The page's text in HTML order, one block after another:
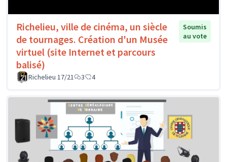
Richelieu, ville de cinéma, un siècle
de tournages. Création d'un Musée
virtuel (site Internet et parcours
balisé)
Soumis
au vote
Richelieu 17/21 3 4